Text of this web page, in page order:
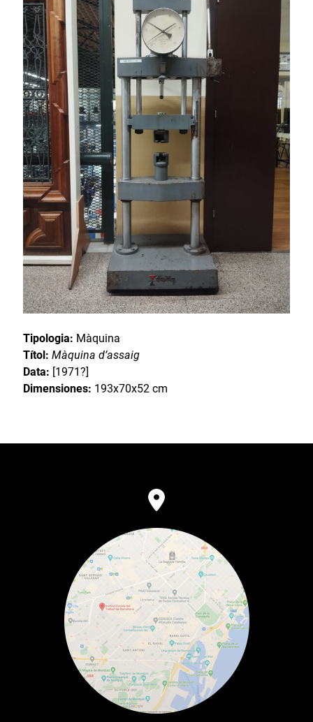
Tipologia: Màquina
Títol: Màquina d’assaig
Data: [1971?]
Dimensiones: 193x70x52 cm